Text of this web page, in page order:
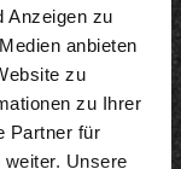
Anzeigen zu
anbieten
zu
zu Ihrer
Partner für
Unsere